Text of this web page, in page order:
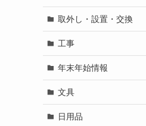
取外し・設置・交換
工事
年末年始情報
文具
日用品